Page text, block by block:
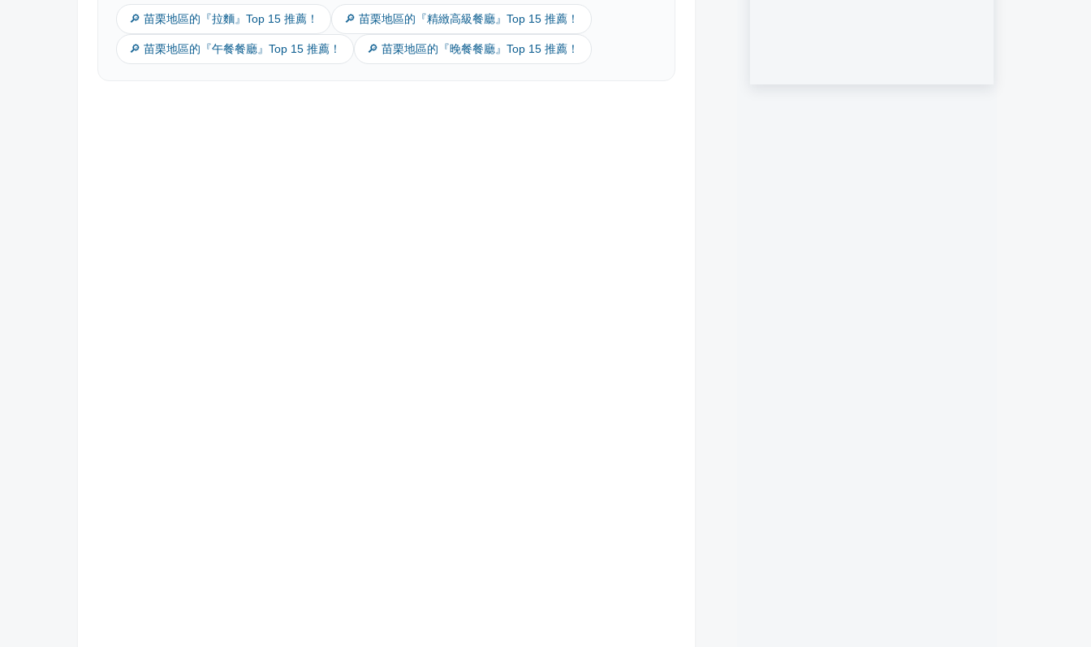
🔎 苗栗地區的『拉麵』Top 15 推薦！ 🔎 苗栗地區的『精緻高級餐廳』Top 15 推薦！
🔎 苗栗地區的『午餐餐廳』Top 15 推薦！ 🔎 苗栗地區的『晚餐餐廳』Top 15 推薦！